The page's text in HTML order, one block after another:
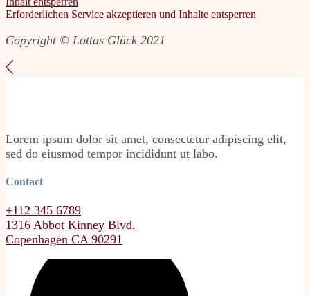
Erforderlichen Service akzeptieren und Inhalte entsperren
Copyright © Lottas Glück 2021
Lorem ipsum dolor sit amet, consectetur adipiscing elit,
sed do eiusmod tempor incididunt ut labo.
Contact
+112 345 6789
1316 Abbot Kinney Blvd.
Copenhagen CA 90291